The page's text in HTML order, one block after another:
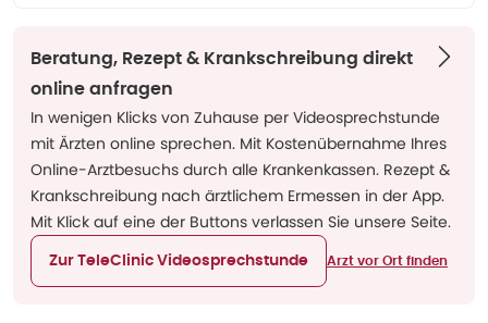
Beratung, Rezept & Krankschreibung direkt
online anfragen
In wenigen Klicks von Zuhause per Videosprechstunde
mit Ärzten online sprechen. Mit Kostenübernahme Ihres
Online-Arztbesuchs durch alle Krankenkassen. Rezept &
Krankschreibung nach ärztlichem Ermessen in der App.
Mit Klick auf eine der Buttons verlassen Sie unsere Seite.
Zur TeleClinic Videosprechstunde Arzt vor Ort finden